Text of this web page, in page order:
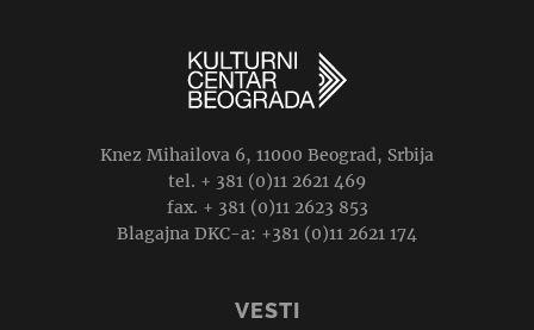
Knez Mihailova 6, 11000 Beograd, Srbija
tel. + 381 (0)11 2621 469
fax. + 381 (0)11 2623 853
Blagajna DKC-a: +381 (0)11 2621 174
VESTI